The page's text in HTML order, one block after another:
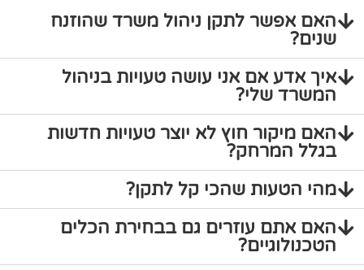
האם אפשר לתקן ניהול משרד שהוזנח
שנים?
איך אדע אם אני עושה טעויות בניהול
המשרד שלי?
האם מיקור חוץ לא יוצר טעויות חדשות
בגלל המרחק?
מהי הטעות שהכי קל לתקן?
האם אתם עוזרים גם בבחירת הכלים
הטכנולוגיים?